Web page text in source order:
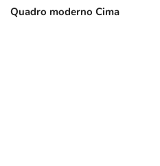
Quadro moderno Cima